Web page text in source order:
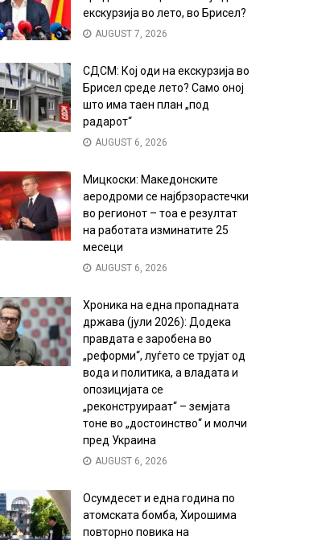
екскурзија во лето, во Брисел?
AUGUST 7, 2026
СДСМ: Кој оди на екскурзија во
Брисел среде лето? Само оној
што има таен план „под
радарот“
AUGUST 6, 2026
Мицкоски: Македонските
аеродроми се најбрзорастечки
во регионот – тоа е резултат
на работата изминатите 25
месеци
AUGUST 6, 2026
Хроника на една пропадната
држава (јули 2026): Додека
правдата е заробена во
„реформи“, луѓето се трујат од
вода и политика, а владата и
опозицијата се
„реконструираат“ – земјата
тоне во „достоинство“ и молчи
пред Украина
AUGUST 6, 2026
Осумдесет и една година по
атомската бомба, Хирошима
повторно повика на